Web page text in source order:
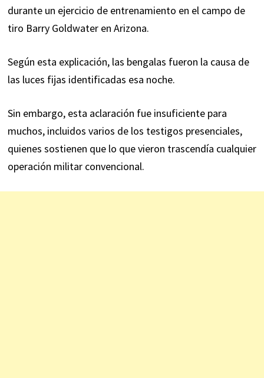
durante un ejercicio de entrenamiento en el campo de
tiro Barry Goldwater en Arizona.
Según esta explicación, las bengalas fueron la causa de
las luces fijas identificadas esa noche.
Sin embargo, esta aclaración fue insuficiente para
muchos, incluidos varios de los testigos presenciales,
quienes sostienen que lo que vieron trascendía cualquier
operación militar convencional.